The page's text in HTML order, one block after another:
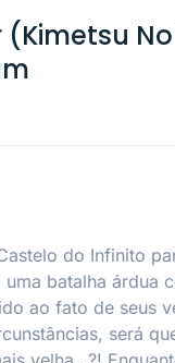
do Infinito
batalha árdua
ao fato de seus
será